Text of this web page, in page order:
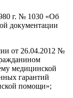
г. № 1030 «Об
документации
от 26.04.2012 №
медицинской
гарантий
помощи»;